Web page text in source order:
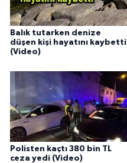
Balık tutarken denize
düşen kişi hayatını kaybetti
(Video)
Polisten kaçtı 380 bin TL
ceza yedi (Video)